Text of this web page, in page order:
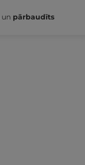
un pārbaudīts